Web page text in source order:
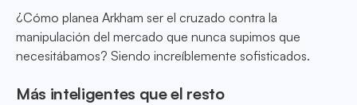
¿Cómo planea Arkham ser el cruzado contra la
manipulación del mercado que nunca supimos que
necesitábamos? Siendo increíblemente sofisticados.
Más inteligentes que el resto